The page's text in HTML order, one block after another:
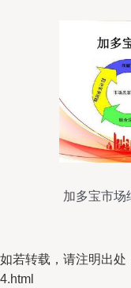
加多宝市场
如若转载，请注明出处
4.html